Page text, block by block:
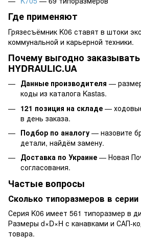
Где применяют
Грязесъёмник K06 ставят в штоки
коммунальной и карьерной техники.
Почему выгодно
HYDRAULIC.UA
Данные производителя —
коды из каталога Kastas.
121 позиция на складе —
в день заказа.
Подбор по аналогу — назовите
детали, найдём замену.
Доставка по Украине — Новая
согласования.
Частые вопросы
Сколько типоразмеров в серии
Серия K06 имеет 561 типоразмер в
Размеры d×D×H с канавками и САП-
товара.